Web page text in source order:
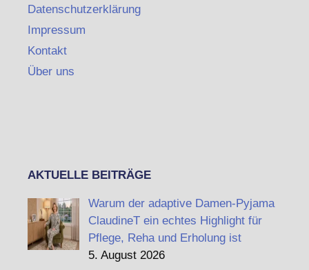
Datenschutzerklärung
Impressum
Kontakt
Über uns
AKTUELLE BEITRÄGE
Warum der adaptive Damen-Pyjama
ClaudineT ein echtes Highlight für
Pflege, Reha und Erholung ist
5. August 2026